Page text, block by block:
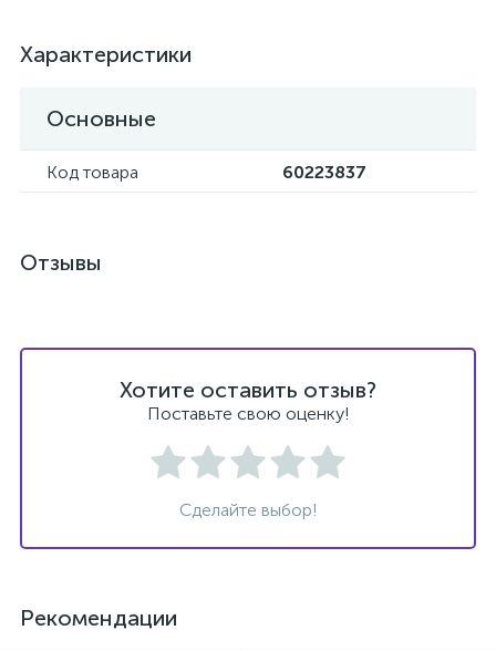
Характеристики
Основные
Код товара 60223837
Отзывы
Хотите оставить отзыв?
Поставьте свою оценку!
Сделайте выбор!
Рекомендации